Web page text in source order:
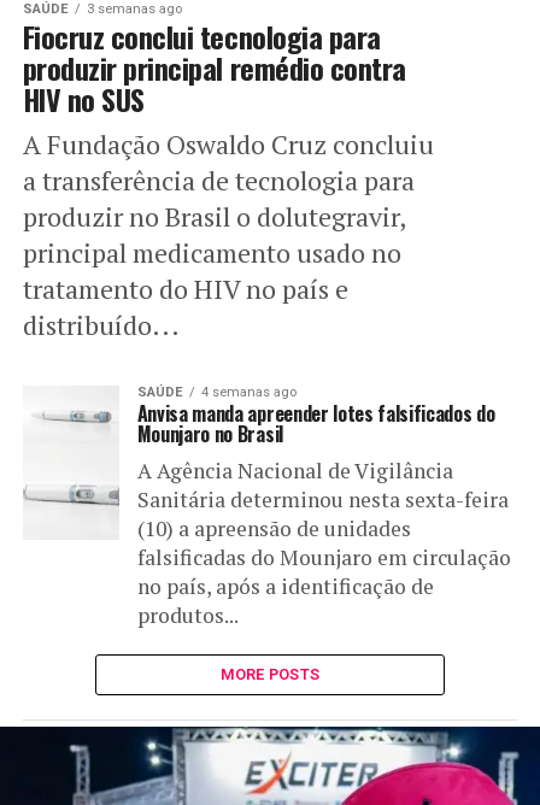
SAÚDE 3 semanas ago
Fiocruz conclui tecnologia para
produzir principal remédio contra
HIV no SUS
A Fundação Oswaldo Cruz concluiu
a transferência de tecnologia para
produzir no Brasil o dolutegravir,
principal medicamento usado no
tratamento do HIV no país e
distribuído...
SAÚDE 4 semanas ago
Anvisa manda apreender lotes falsificados do
Mounjaro no Brasil
A Agência Nacional de Vigilância
Sanitária determinou nesta sexta-feira
(10) a apreensão de unidades
falsificadas do Mounjaro em circulação
no país, após a identificação de
produtos...
MORE POSTS